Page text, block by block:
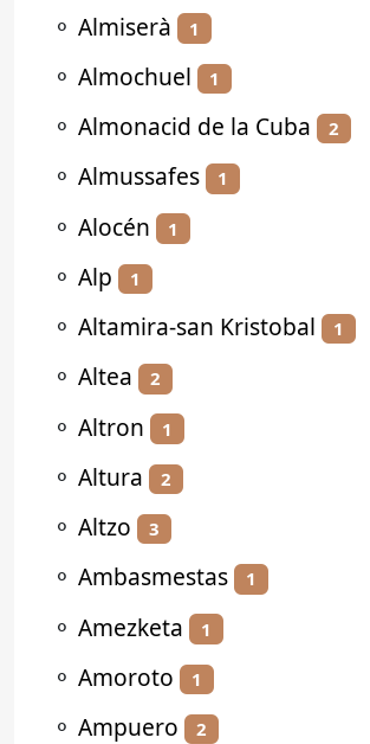
⚬ Almiserà 1
⚬ Almochuel 1
⚬ Almonacid de la Cuba 2
⚬ Almussafes 1
⚬ Alocén 1
⚬ Alp 1
⚬ Altamira-san Kristobal 1
⚬ Altea 2
⚬ Altron 1
⚬ Altura 2
⚬ Altzo 3
⚬ Ambasmestas 1
⚬ Amezketa 1
⚬ Amoroto 1
⚬ Ampuero 2